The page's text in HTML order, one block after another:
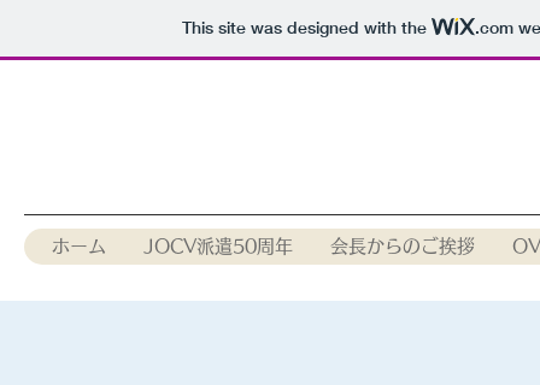
This site was designed with the .com
ホーム JOCV派遣50周年 会長からのご挨拶